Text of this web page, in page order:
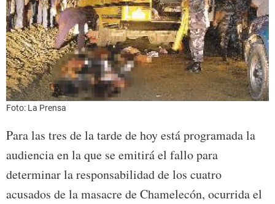
Foto: La Prensa
Para las tres de la tarde de hoy está programada la
audiencia en la que se emitirá el fallo para
determinar la responsabilidad de los cuatro
acusados de la masacre de Chamelecón, ocurrida el